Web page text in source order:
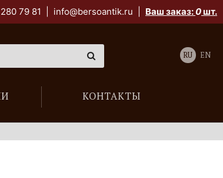
79 81 info@bersoantik.ru Ваш заказ:0шт.
КОНТАКТЫ
RU EN